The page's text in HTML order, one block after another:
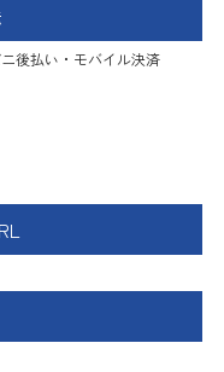
後払い・モバイル決済